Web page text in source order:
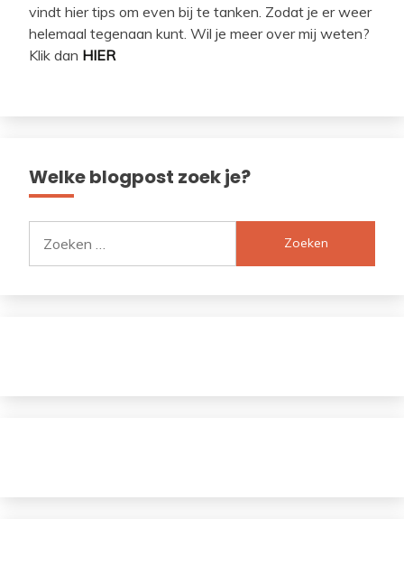
vindt hier tips om even bij te tanken. Zodat je er weer
helemaal tegenaan kunt. Wil je meer over mij weten?
Klik dan HIER
Welke blogpost zoek je?
naar: